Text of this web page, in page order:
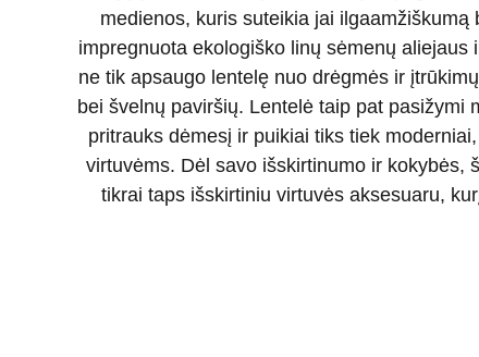
medienos, kuris suteikia jai ilgaamžiškumą
impregnuota ekologiško linų sėmenų aliejaus
ne tik apsaugo lentelę nuo drėgmės ir
bei švelnų paviršių. Lentelė taip pat pasižymi
pritrauks dėmesį ir puikiai tiks tiek
virtuvėms. Dėl savo išskirtinumo ir kokybės,
tikrai taps išskirtiniu virtuvės aksesuaru,